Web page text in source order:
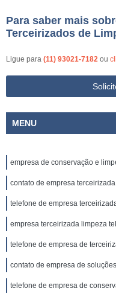
Para saber mais
Terceirizados de
Ligue para (11) 93021-7182 ou
MENU
empresa de conservação e
contato de empresa
telefone de empresa
empresa terceirizada limpeza
telefone de empresa de
contato de empresa de
telefone de empresa de